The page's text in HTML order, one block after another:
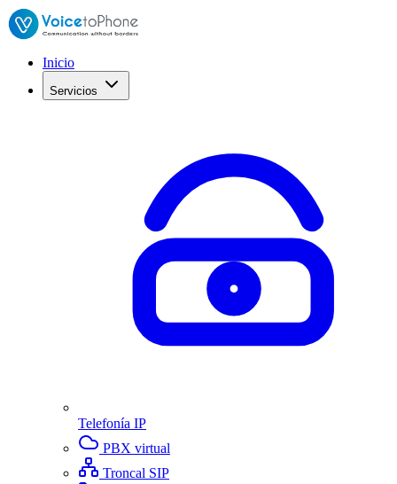
Inicio
Servicios
Telefonía IP
PBX virtual
Troncal SIP